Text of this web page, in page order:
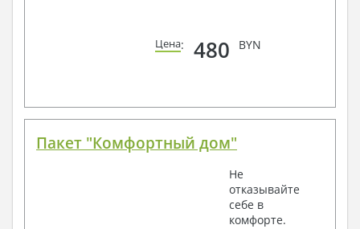
Цена: 480 BYN
Пакет "Комфортный дом"
Не
отказывайте
себе в
комфорте.